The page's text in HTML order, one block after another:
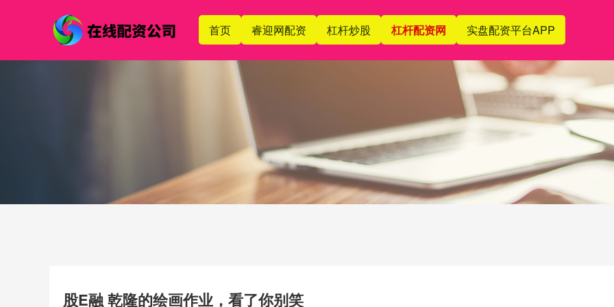
首页 睿迎网配资 杠杆炒股 杠杆配资网 实盘配资平台APP
股E融 乾隆的绘画作业，看了你别笑